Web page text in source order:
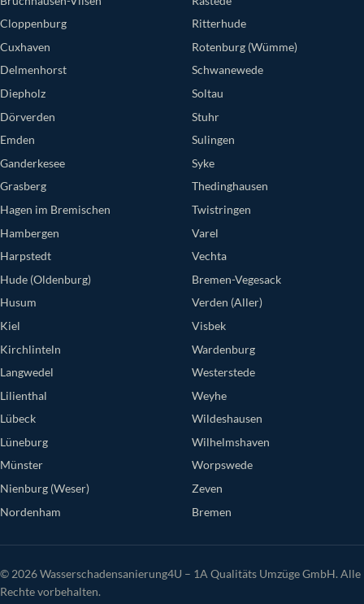
Cloppenburg
Cuxhaven
Delmenhorst
Diepholz
Dörverden
Emden
Ganderkesee
Grasberg
Hagen im Bremischen
Hambergen
Harpstedt
Hude (Oldenburg)
Husum
Kiel
Kirchlinteln
Langwedel
Lilienthal
Lübeck
Lüneburg
Münster
Nienburg (Weser)
Nordenham
Ritterhude
Rotenburg (Wümme)
Schwanewede
Soltau
Stuhr
Sulingen
Syke
Thedinghausen
Twistringen
Varel
Vechta
Bremen-Vegesack
Verden (Aller)
Visbek
Wardenburg
Westerstede
Weyhe
Wildeshausen
Wilhelmshaven
Worpswede
Zeven
Bremen
© 2026 Wasserschadensanierung4U – 1A Qualitäts Umzüge GmbH. Alle
Rechte vorbehalten.